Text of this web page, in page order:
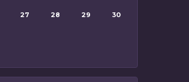
27 28 29 30